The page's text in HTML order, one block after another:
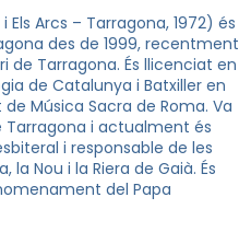
Els Arcs – Tarragona, 1972) és
des de 1999, recentment
de Tarragona. És llicenciat en
de Catalunya i Batxiller en
Música Sacra de Roma. Va
Tarragona i actualment és
i responsable de les
la Nou i la Riera de Gaià. És
del Papa